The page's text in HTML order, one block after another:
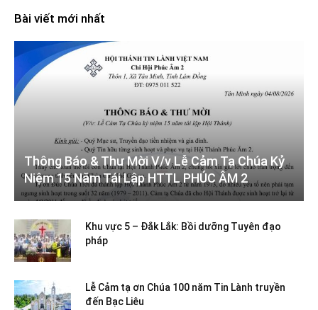
Bài viết mới nhất
Thông Báo & Thư Mời V/v Lễ Cảm Tạ Chúa Kỷ
Niệm 15 Năm Tái Lập HTTL PHÚC ÂM 2
Khu vực 5 – Đắk Lắk: Bồi dưỡng Tuyên đạo
pháp
Lễ Cảm tạ ơn Chúa 100 năm Tin Lành truyền
đến Bạc Liêu